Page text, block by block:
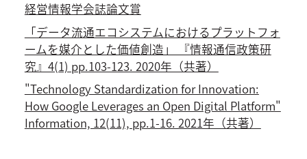
経営情報学会誌論文賞
「データ流通エコシステムにおけるプラットフォ
ームを媒介とした価値創造」 『情報通信政策研
究』4(1) pp.103-123. 2020年（共著）
"Technology Standardization for Innovation:
How Google Leverages an Open Digital Platform"
Information, 12(11), pp.1-16. 2021年（共著）